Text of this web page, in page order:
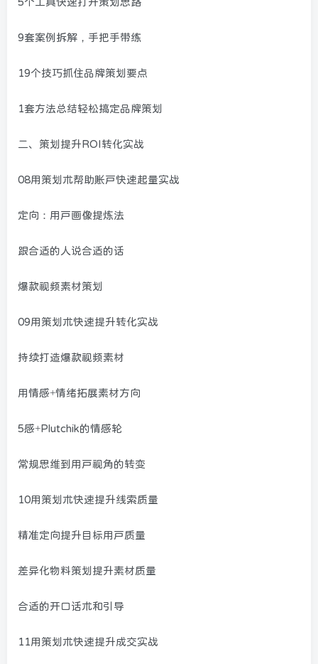
9套案例拆解，手把手带练
19个技巧抓住品牌策划要点
1套方法总结轻松搞定品牌策划
二、策划提升ROI转化实战
08用策划术帮助账户快速起量实战
定向：用户画像提炼法
跟合适的人说合适的话
爆款视频素材策划
09用策划术快速提升转化实战
持续打造爆款视频素材
用情感+情绪拓展素材方向
5感+Plutchik的情感轮
常规思维到用户视角的转变
10用策划术快速提升线索质量
精准定向提升目标用户质量
差异化物料策划提升素材质量
合适的开口话术和引导
11用策划术快速提升成交实战